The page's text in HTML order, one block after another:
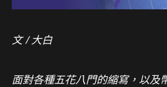
文 / 大白
面對各種五花八門的縮寫，以及